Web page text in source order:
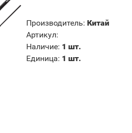
Производитель: Китай
Артикул:
Наличие: 1 шт.
Единица: 1 шт.